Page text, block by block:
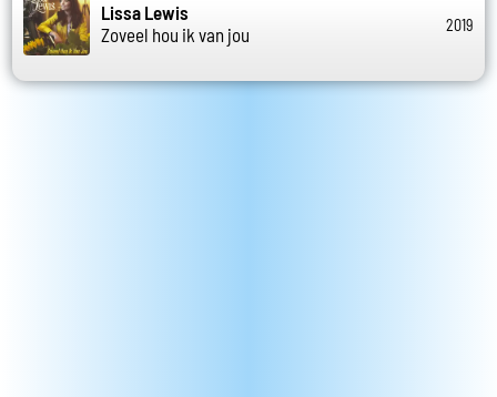
Lissa Lewis
Zoveel hou ik van jou
2019